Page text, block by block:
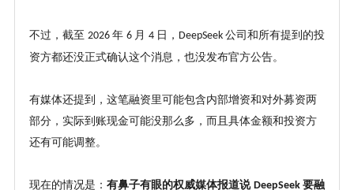
不过，截至 2026 年 6 月 4 日， DeepSeek 公司和所有提到的投
资方都还没正式确认这个消息，也没发布官方公告。
有媒体还提到，这笔融资里可能包含内部增资和对外募资两
部分，实际到账现金可能没那么多，而且具体金额和投资方
还有可能调整。
现在的情况是： 有鼻子有眼的权威媒体报道说 DeepSeek 要融